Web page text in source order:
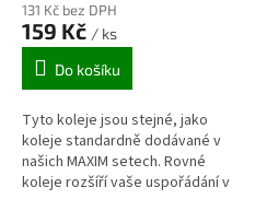
131 Kč bez DPH
159 Kč / ks
Do košíku
Tyto koleje jsou stejné, jako
koleje standardně dodávané v
našich MAXIM setech. Rovné
koleje rozšíří vaše uspořádání v